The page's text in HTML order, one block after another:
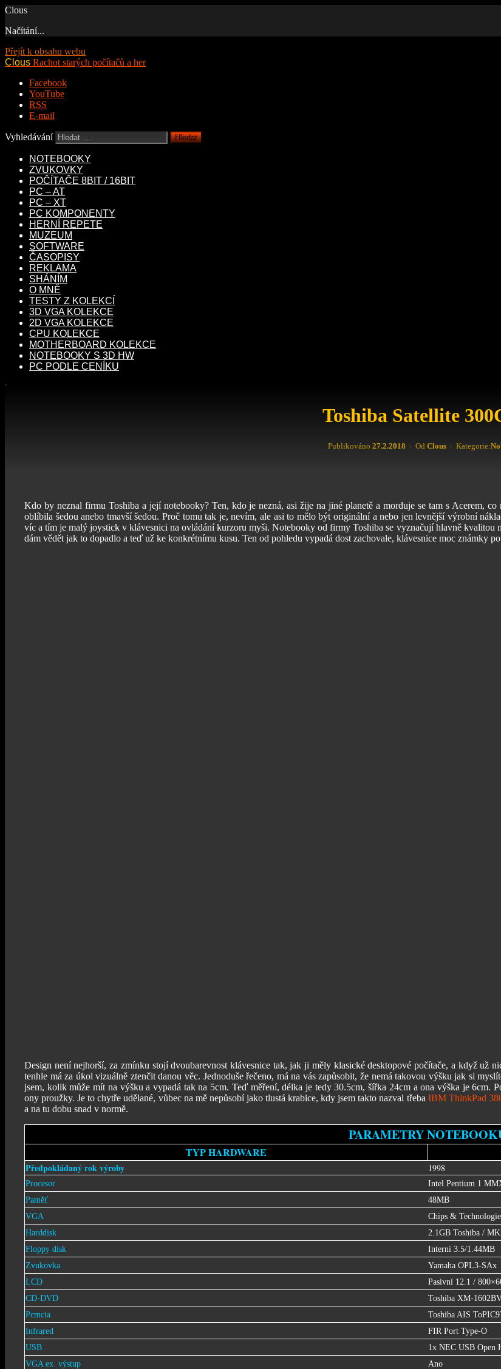
Clous
Načítání...
Přejít k obsahu webu
Clous Rachot starých počítačů a her
Facebook
YouTube
RSS
E-mail
Vyhledávání
NOTEBOOKY
ZVUKOVKY
POČÍTAČE 8BIT / 16BIT
PC – AT
PC – XT
PC KOMPONENTY
HERNÍ REPETE
MUZEUM
SOFTWARE
ČASOPISY
REKLAMA
SHÁNÍM
O MNĚ
TESTY Z KOLEKCÍ
3D VGA KOLEKCE
2D VGA KOLEKCE
CPU KOLEKCE
MOTHERBOARD KOLEKCE
NOTEBOOKY S 3D HW
PC PODLE CENÍKU
Toshiba Satellite
Publikováno 27.2.2018
Aktualizováno 8.4.2023
Od Clous Kategorie:
Kdo by neznal firmu Toshiba a její notebooky? Ten, kdo je nezná, asi žije na jiné planetě a morduje se tam s Acerem,
oblíbila šedou anebo tmavší šedou. Proč tomu tak je, nevím, ale asi to mělo být originální a nebo jen levnější výrobní
víc a tím je malý joystick v klávesnici na ovládání kurzoru myši. Notebooky od firmy Toshiba se vyznačují hlavně
dám vědět jak to dopadlo a teď už ke konkrétnímu kusu. Ten od pohledu vypadá dost zachovale, klávesnice moc známky
Design není nejhorší, za zmínku stojí dvoubarevnost klávesnice tak, jak ji měly klasické desktopové počítače, a když už
tenhle má za úkol vizuálně ztenčit danou věc. Jednoduše řečeno, má na vás zapůsobit, že nemá takovou výšku jak si
jsem, kolik může mít na výšku a vypadá tak na 5cm. Teď měření, délka je tedy 30.5cm, šířka 24cm a ona výška je 6cm.
ony proužky. Je to chytře udělané, vůbec na mě nepůsobí jako tlustá krabice, kdy jsem takto nazval třeba IBM ThinkPad
a na tu dobu snad v normě.
PARAMETRY
TYP HARDWARE
Předpokládaný rok výroby 1998
Procesor
Intel Pentium 1
Paměť
48MB
VGA
Chips &
Harddisk
2.1GB Toshiba /
Floppy disk
Interní 3.5/1.44MB
Zvukovka
Yamaha OPL3-SAx
LCD
Pasivní 12.1 /
CD-DVD
Toshiba XM-
Pcmcia
Toshiba AIS
Infrared
FIR Port Type-O
USB
1x NEC USB Open
VGA ex. výstup
Ano